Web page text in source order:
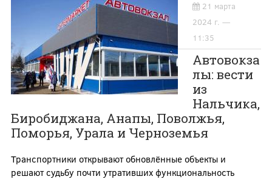
21 марта
2024 г. —
11:35
Автовокза
лы: вести
из
Нальчика,
Биробиджана, Анапы, Поволжья,
Поморья, Урала и Черноземья
Транспортники открывают обновлённые объекты и
решают судьбу почти утративших функциональность